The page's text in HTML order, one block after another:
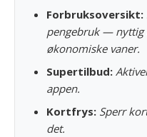
Forbruksoversikt:
pengebruk — nyttig
økonomiske vaner.
Supertilbud:
appen.
Kortfrys: Sperr
det.